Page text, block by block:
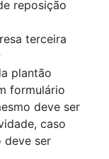
reposição
terceira
plantão
formulário
deve ser
caso
deve ser